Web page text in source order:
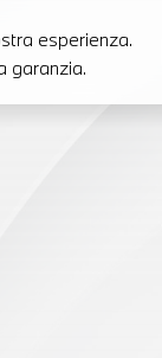
esperienza.
garanzia.